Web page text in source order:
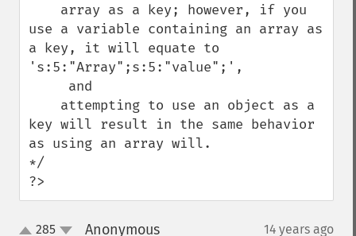
use a variable containing an array as
a key, it will equate to
's:5:"Array";s:5:"value";',
key will result in the same behavior
as using an array will.
*/
?>
285 Anonymous¶ 14 years ago